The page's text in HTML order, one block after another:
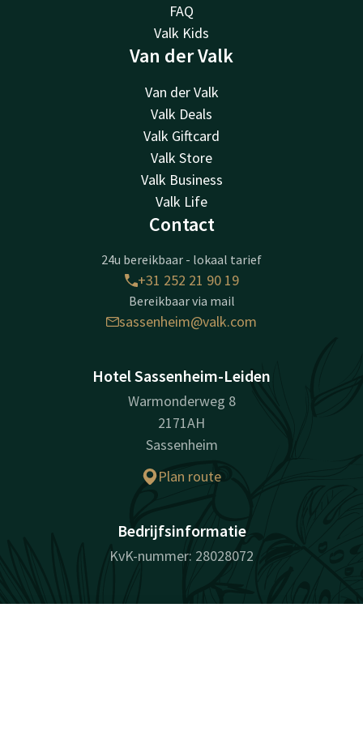
FAQ
Valk Kids
Van der Valk
Van der Valk
Valk Deals
Valk Giftcard
Valk Store
Valk Business
Valk Life
Contact
24u bereikbaar - lokaal tarief
+31 252 21 90 19
Bereikbaar via mail
sassenheim@valk.com
Hotel Sassenheim-Leiden
Warmonderweg 8
2171AH
Sassenheim
Plan route
Bedrijfsinformatie
KvK-nummer: 28028072